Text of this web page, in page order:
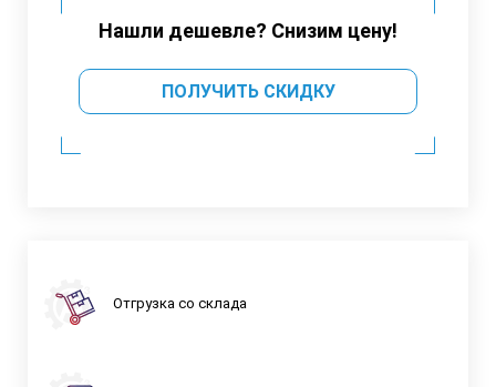
Нашли дешевле? Снизим цену!
ПОЛУЧИТЬ СКИДКУ
Отгрузка со склада